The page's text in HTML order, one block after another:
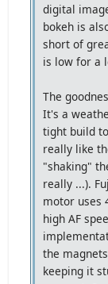
digital
bokeh is
short of
is low for a
The
It's a
tight build
really like
"shaking"
really ...).
motor uses
high AF
the
keeping it